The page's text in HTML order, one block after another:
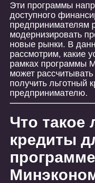
Эти программы
доступного
предпринимателям
модернизировать
новые рынки. В
рассмотрим, какие
рамках программы
может
получить льготный
предпринимателю.
Что такое
кредиты
программе